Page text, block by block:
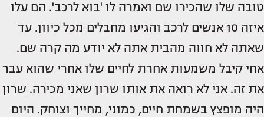
טובה שלו שהכירו שם ואמרה לו 'בוא לרכב'. הם עלו
איזה 10 אנשים לרכב והגיעו מחבלים מכל כיוון. עד
שאתה לא חווה מהבית אתה לא יודע מה קרה שם.
אחי קיבל משמעות אחרת לחיים שלו אחרי שהוא עבר
את זה. אני לא רואה את אותו שרון שאני מכירה. שרון
היה מופצץ בשמחת חיים, כמוני, מחייך וצוחק. היום